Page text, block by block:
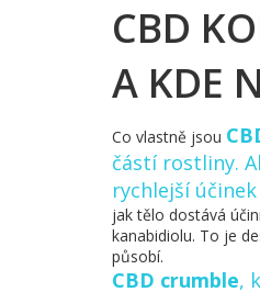
CBD
A KDE
Co vlastně jsou
částí rostliny.
rychlejší
jak tělo dostává
kanabidiolu. To je
působí.
CBD crumble,